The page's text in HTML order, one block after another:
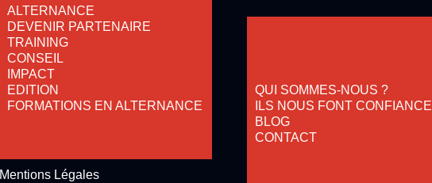
ALTERNANCE
DEVENIR PARTENAIRE
TRAINING
CONSEIL
IMPACT
EDITION
FORMATIONS EN ALTERNANCE
Mentions Légales
QUI SOMMES-NOUS ?
ILS NOUS FONT CONFIANCE
BLOG
CONTACT